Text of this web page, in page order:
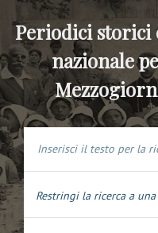
Periodici storici
nazionale
Restringi la ricerca a